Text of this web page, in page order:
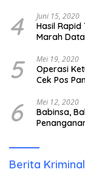
4 Juni 15, 2020
Hasil Rapid
Marah
5 Mei 19, 2020
Operasi
Cek Pos
6 Mei 12, 2020
Babinsa,
Berita Kriminal